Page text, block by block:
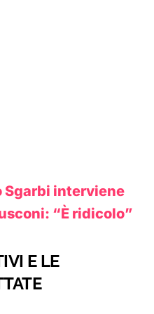
Sgarbi interviene
“È ridicolo”
E LE